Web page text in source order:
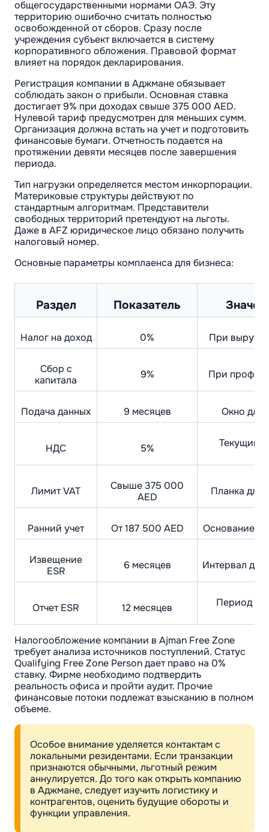
общегосударственными нормами ОАЭ. Эту
территорию ошибочно считать полностью
освобожденной от сборов. Сразу после
учреждения субъект включается в систему
корпоративного обложения. Правовой формат
влияет на порядок декларирования.
Регистрация компании в Аджмане обязывает
соблюдать закон о прибыли. Основная ставка
достигает 9% при доходах свыше 375 000 AED.
Нулевой тариф предусмотрен для меньших сумм.
Организация должна встать на учет и подготовить
финансовые бумаги. Отчетность подается на
протяжении девяти месяцев после завершения
периода.
Тип нагрузки определяется местом инкорпорации.
Материковые структуры действуют по
стандартным алгоритмам. Представители
свободных территорий претендуют на льготы.
Даже в AFZ юридическое лицо обязано получить
налоговый номер.
Основные параметры комплаенса для бизнеса:
Раздел Показатель
Налог на доход 0% При
Сбор с
капитала
9% При
Подача данных 9 месяцев Окно для
НДС 5% Текущий
Лимит VAT
Свыше 375 000
AED
Планка для
Ранний учет От 187 500 AED Основание
Извещение
ESR
6 месяцев Интервал
Отчет ESR 12 месяцев Период
Налогообложение компании в Ajman Free Zone
требует анализа источников поступлений. Статус
Qualifying Free Zone Person дает право на 0%
ставку. Фирме необходимо подтвердить
реальность офиса и пройти аудит. Прочие
финансовые потоки подлежат взысканию в полном
объеме.
Особое внимание уделяется контактам с
локальными резидентами. Если транзакции
признаются обычными, льготный режим
аннулируется. До того как открыть компанию
в Аджмане, следует изучить логистику и
контрагентов, оценить будущие обороты и
функции управления.